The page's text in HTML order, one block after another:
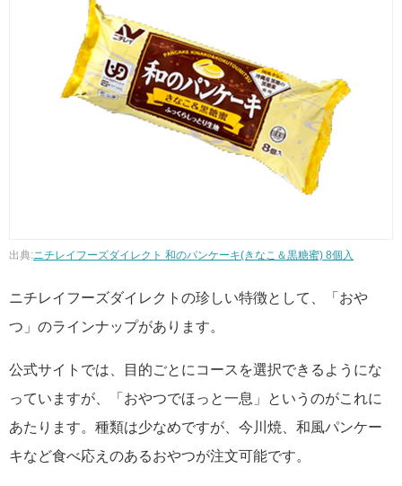
出典:ニチレイフーズダイレクト 和のパンケーキ(きなこ＆黒糖蜜) 8個入
ニチレイフーズダイレクトの珍しい特徴として、「おや
つ」のラインナップがあります。
公式サイトでは、目的ごとにコースを選択できるようにな
っていますが、「おやつでほっと一息」というのがこれに
あたります。種類は少なめですが、今川焼、和風パンケー
キなど食べ応えのあるおやつが注文可能です。